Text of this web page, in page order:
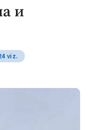
и
viz.